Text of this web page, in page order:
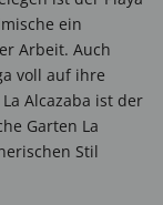
ein
Arbeit. Auch
voll auf ihre
Alcazaba ist der
Garten La
Stil